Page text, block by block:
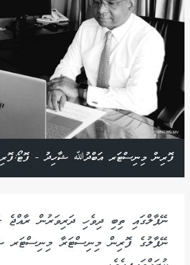
ފޮރިން މިނިސްޓަރ އަބްދުﷲ ޝާހިދު -
ނޭޕާލްގައި ތިބި ދިވެހި ދަރިވަރުން ރާއްޖެ
ނޭޕާލުގެ ފޮރިން މިނިސްޓަރާ މިނިސްޓަރ